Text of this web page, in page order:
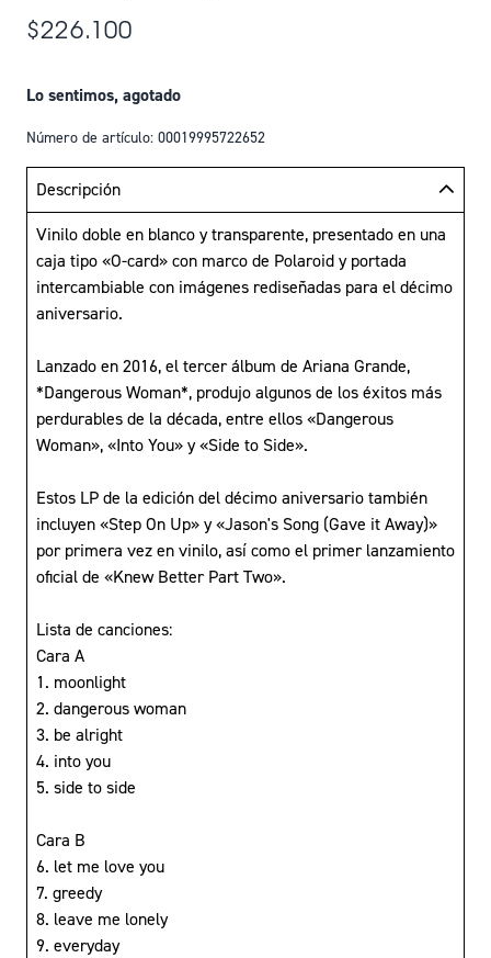
$226.100
Lo sentimos, agotado
Número de artículo: 00019995722652
Descripción
Vinilo doble en blanco y transparente, presentado en una
caja tipo «O-card» con marco de Polaroid y portada
intercambiable con imágenes rediseñadas para el décimo
aniversario.
Lanzado en 2016, el tercer álbum de Ariana Grande,
*Dangerous Woman*, produjo algunos de los éxitos más
perdurables de la década, entre ellos «Dangerous
Woman», «Into You» y «Side to Side».
Estos LP de la edición del décimo aniversario también
incluyen «Step On Up» y «Jason's Song (Gave it Away)»
por primera vez en vinilo, así como el primer lanzamiento
oficial de «Knew Better Part Two».
Lista de canciones:
Cara A
1. moonlight
2. dangerous woman
3. be alright
4. into you
5. side to side
Cara B
6. let me love you
7. greedy
8. leave me lonely
9. everyday